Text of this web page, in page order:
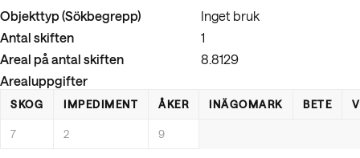
Objekttyp (Sökbegrepp)
Inget bruk
Antal skiften
1
Areal på antal skiften
8.8129
Arealuppgifter
SKOG IMPEDIMENT ÅKER INÄGOMARK BETE
7 2 9